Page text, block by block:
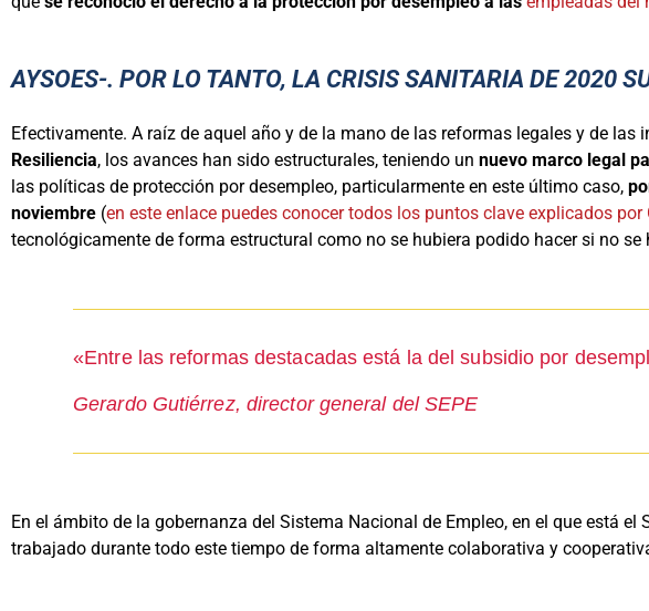
AYSOES-. POR LO TANTO, LA CRISIS SANITARIA DE 2020
Efectivamente. A raíz de aquel año y de la mano de las reformas legales y de las
Resiliencia, los avances han sido estructurales, teniendo un nuevo marco legal
las políticas de protección por desempleo, particularmente en este último caso,
noviembre (en este enlace puedes conocer todos los puntos clave explicados por
tecnológicamente de forma estructural como no se hubiera podido hacer si no
«Entre las reformas destacadas está la del subsidio por
Gerardo Gutiérrez, director general del SEPE
En el ámbito de la gobernanza del Sistema Nacional de Empleo, en el que está
trabajado durante todo este tiempo de forma altamente colaborativa y